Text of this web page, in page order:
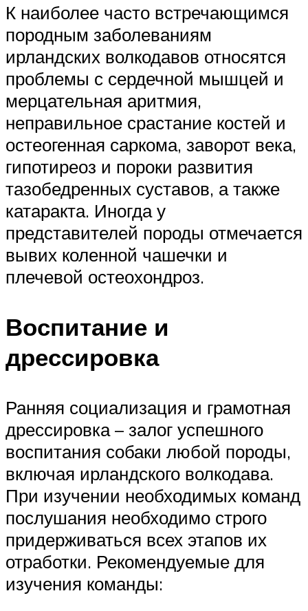
К наиболее часто встречающимся
породным заболеваниям
ирландских волкодавов относятся
проблемы с сердечной мышцей и
мерцательная аритмия,
неправильное срастание костей и
остеогенная саркома, заворот века,
гипотиреоз и пороки развития
тазобедренных суставов, а также
катаракта. Иногда у
представителей породы отмечается
вывих коленной чашечки и
плечевой остеохондроз.
Воспитание и
дрессировка
Ранняя социализация и грамотная
дрессировка – залог успешного
воспитания собаки любой породы,
включая ирландского волкодава.
При изучении необходимых команд
послушания необходимо строго
придерживаться всех этапов их
отработки. Рекомендуемые для
изучения команды: